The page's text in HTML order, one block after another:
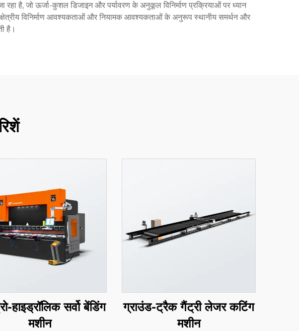
रहा है, जो ऊर्जा-कुशल डिजाइन और पर्यावरण के अनुकूल विनिर्माण प्रक्रियाओं पर ध्यान
क्षेत्रीय विनिर्माण आवश्यकताओं और नियामक आवश्यकताओं के अनुरूप स्थानीय समर्थन और
है।
हाइड्रॉलिक सर्वो बेंडिंग
मशीन
ग्राउंड-ट्रैक गैंट्री लेजर कटिंग
मशीन